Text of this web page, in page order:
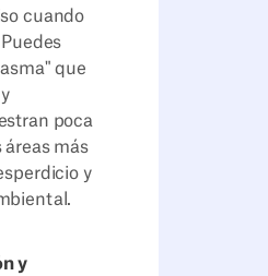
cuando
que
poca
más
y
y